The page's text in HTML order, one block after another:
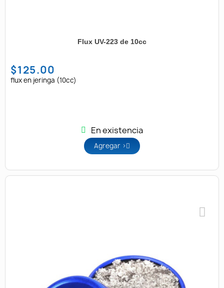
Agregar >
Flux UV-223 de 10cc
$125.00
flux en jeringa (10cc)
En existencia